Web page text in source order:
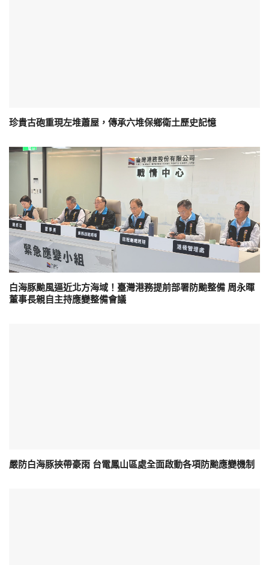
珍貴古砲重現左堆蕭屋，傳承六堆保鄉衛土歷史記憶
白海豚颱風逼近北方海域！臺灣港務提前部署防颱整備 周永暉
董事長親自主持應變整備會議
嚴防白海豚挾帶豪雨 台電鳳山區處全面啟動各項防颱應變機制